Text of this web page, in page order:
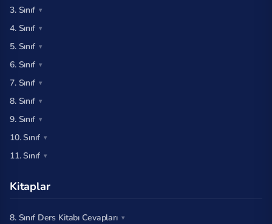
3. Sınıf
4. Sınıf
5. Sınıf
6. Sınıf
7. Sınıf
8. Sınıf
9. Sınıf
10. Sınıf
11. Sınıf
Kitaplar
8. Sınıf Ders Kitabı Cevapları